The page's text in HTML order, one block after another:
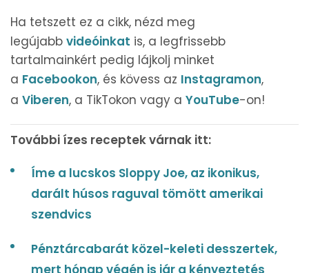
Ha tetszett ez a cikk, nézd meg
legújabb videóinkat is, a legfrissebb
tartalmainkért pedig lájkolj minket
a Facebookon, és kövess az Instagramon,
a Viberen, a TikTokon vagy a YouTube-on!
További ízes receptek várnak itt:
Íme a lucskos Sloppy Joe, az ikonikus,
darált húsos raguval tömött amerikai
szendvics
Pénztárcabarát közel-keleti desszertek,
mert hónap végén is jár a kényeztetés